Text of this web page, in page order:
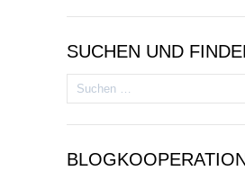
SUCHEN UND
Suchen
nach: